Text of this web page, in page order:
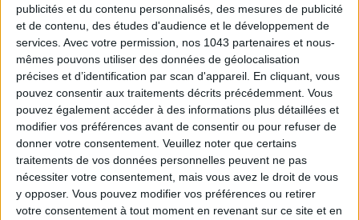
publicités et du contenu personnalisés, des mesures de publicité
et de contenu, des études d'audience et le développement de
services. Avec votre permission, nos 1043 partenaires et nous-
mêmes pouvons utiliser des données de géolocalisation
précises et d’identification par scan d'appareil. En cliquant, vous
pouvez consentir aux traitements décrits précédemment. Vous
pouvez également accéder à des informations plus détaillées et
modifier vos préférences avant de consentir ou pour refuser de
donner votre consentement. Veuillez noter que certains
traitements de vos données personnelles peuvent ne pas
nécessiter votre consentement, mais vous avez le droit de vous
y opposer. Vous pouvez modifier vos préférences ou retirer
votre consentement à tout moment en revenant sur ce site et en
ADOPT PARFUMS RÉVOLUTIONNE LA PARFUMERIE MADE IN FRANCE À PETIT PRIX